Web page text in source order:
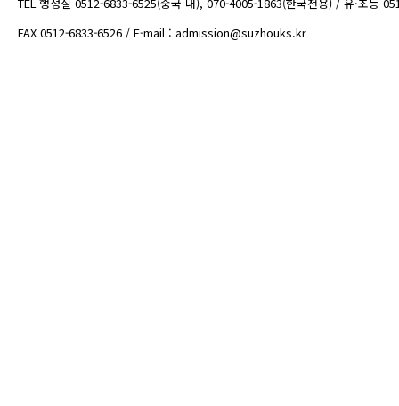
FAX 0512-6833-6526 / E-mail : admission@suzhouks.kr